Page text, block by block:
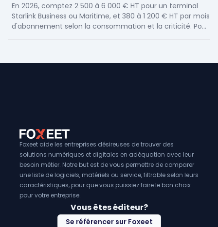
complémentaires sur une infrastructure logistique multi-
sites moderne.
En 2026, comptez 2 500 à 6 000 € HT pour un terminal
Starlink Business ou Maritime, et 380 à 1 200 € HT par mois
d'abonnement selon la consommation et la criticité. Pour
Foxeet aide les entreprises désireuses de trouver des
solutions numériques et digitales en adéquation avec leur
besoin métier. Notre but est de vous permettre de comparer
une liste de logiciels, matériels ou service, filtrable selon leurs
caractéristiques, pour que vous puissiez faire le bon choix
pour votre entreprise.
Vous êtes éditeur?
Se référencer sur Foxeet